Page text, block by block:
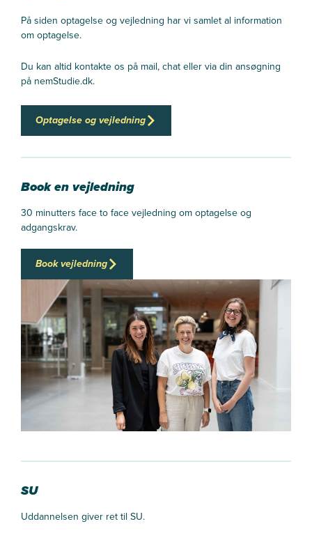
På siden optagelse og vejledning har vi samlet al information
om optagelse.
Du kan altid kontakte os på mail, chat eller via din ansøgning
på nemStudie.dk.
Optagelse og vejledning
Book en vejledning
30 minutters face to face vejledning om optagelse og
adgangskrav.
Book vejledning
SU
Uddannelsen giver ret til SU.